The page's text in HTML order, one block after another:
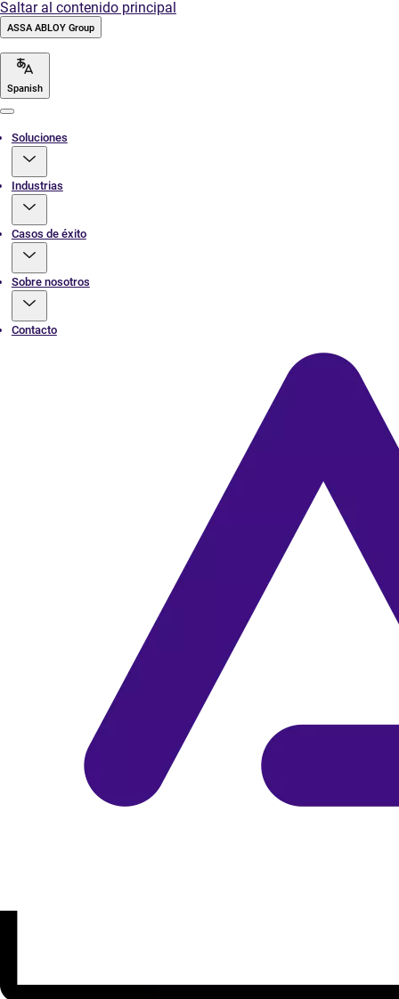
Saltar al contenido principal
ASSA ABLOY Group
Spanish
Soluciones
Industrias
Casos de éxito
Sobre nosotros
Contacto